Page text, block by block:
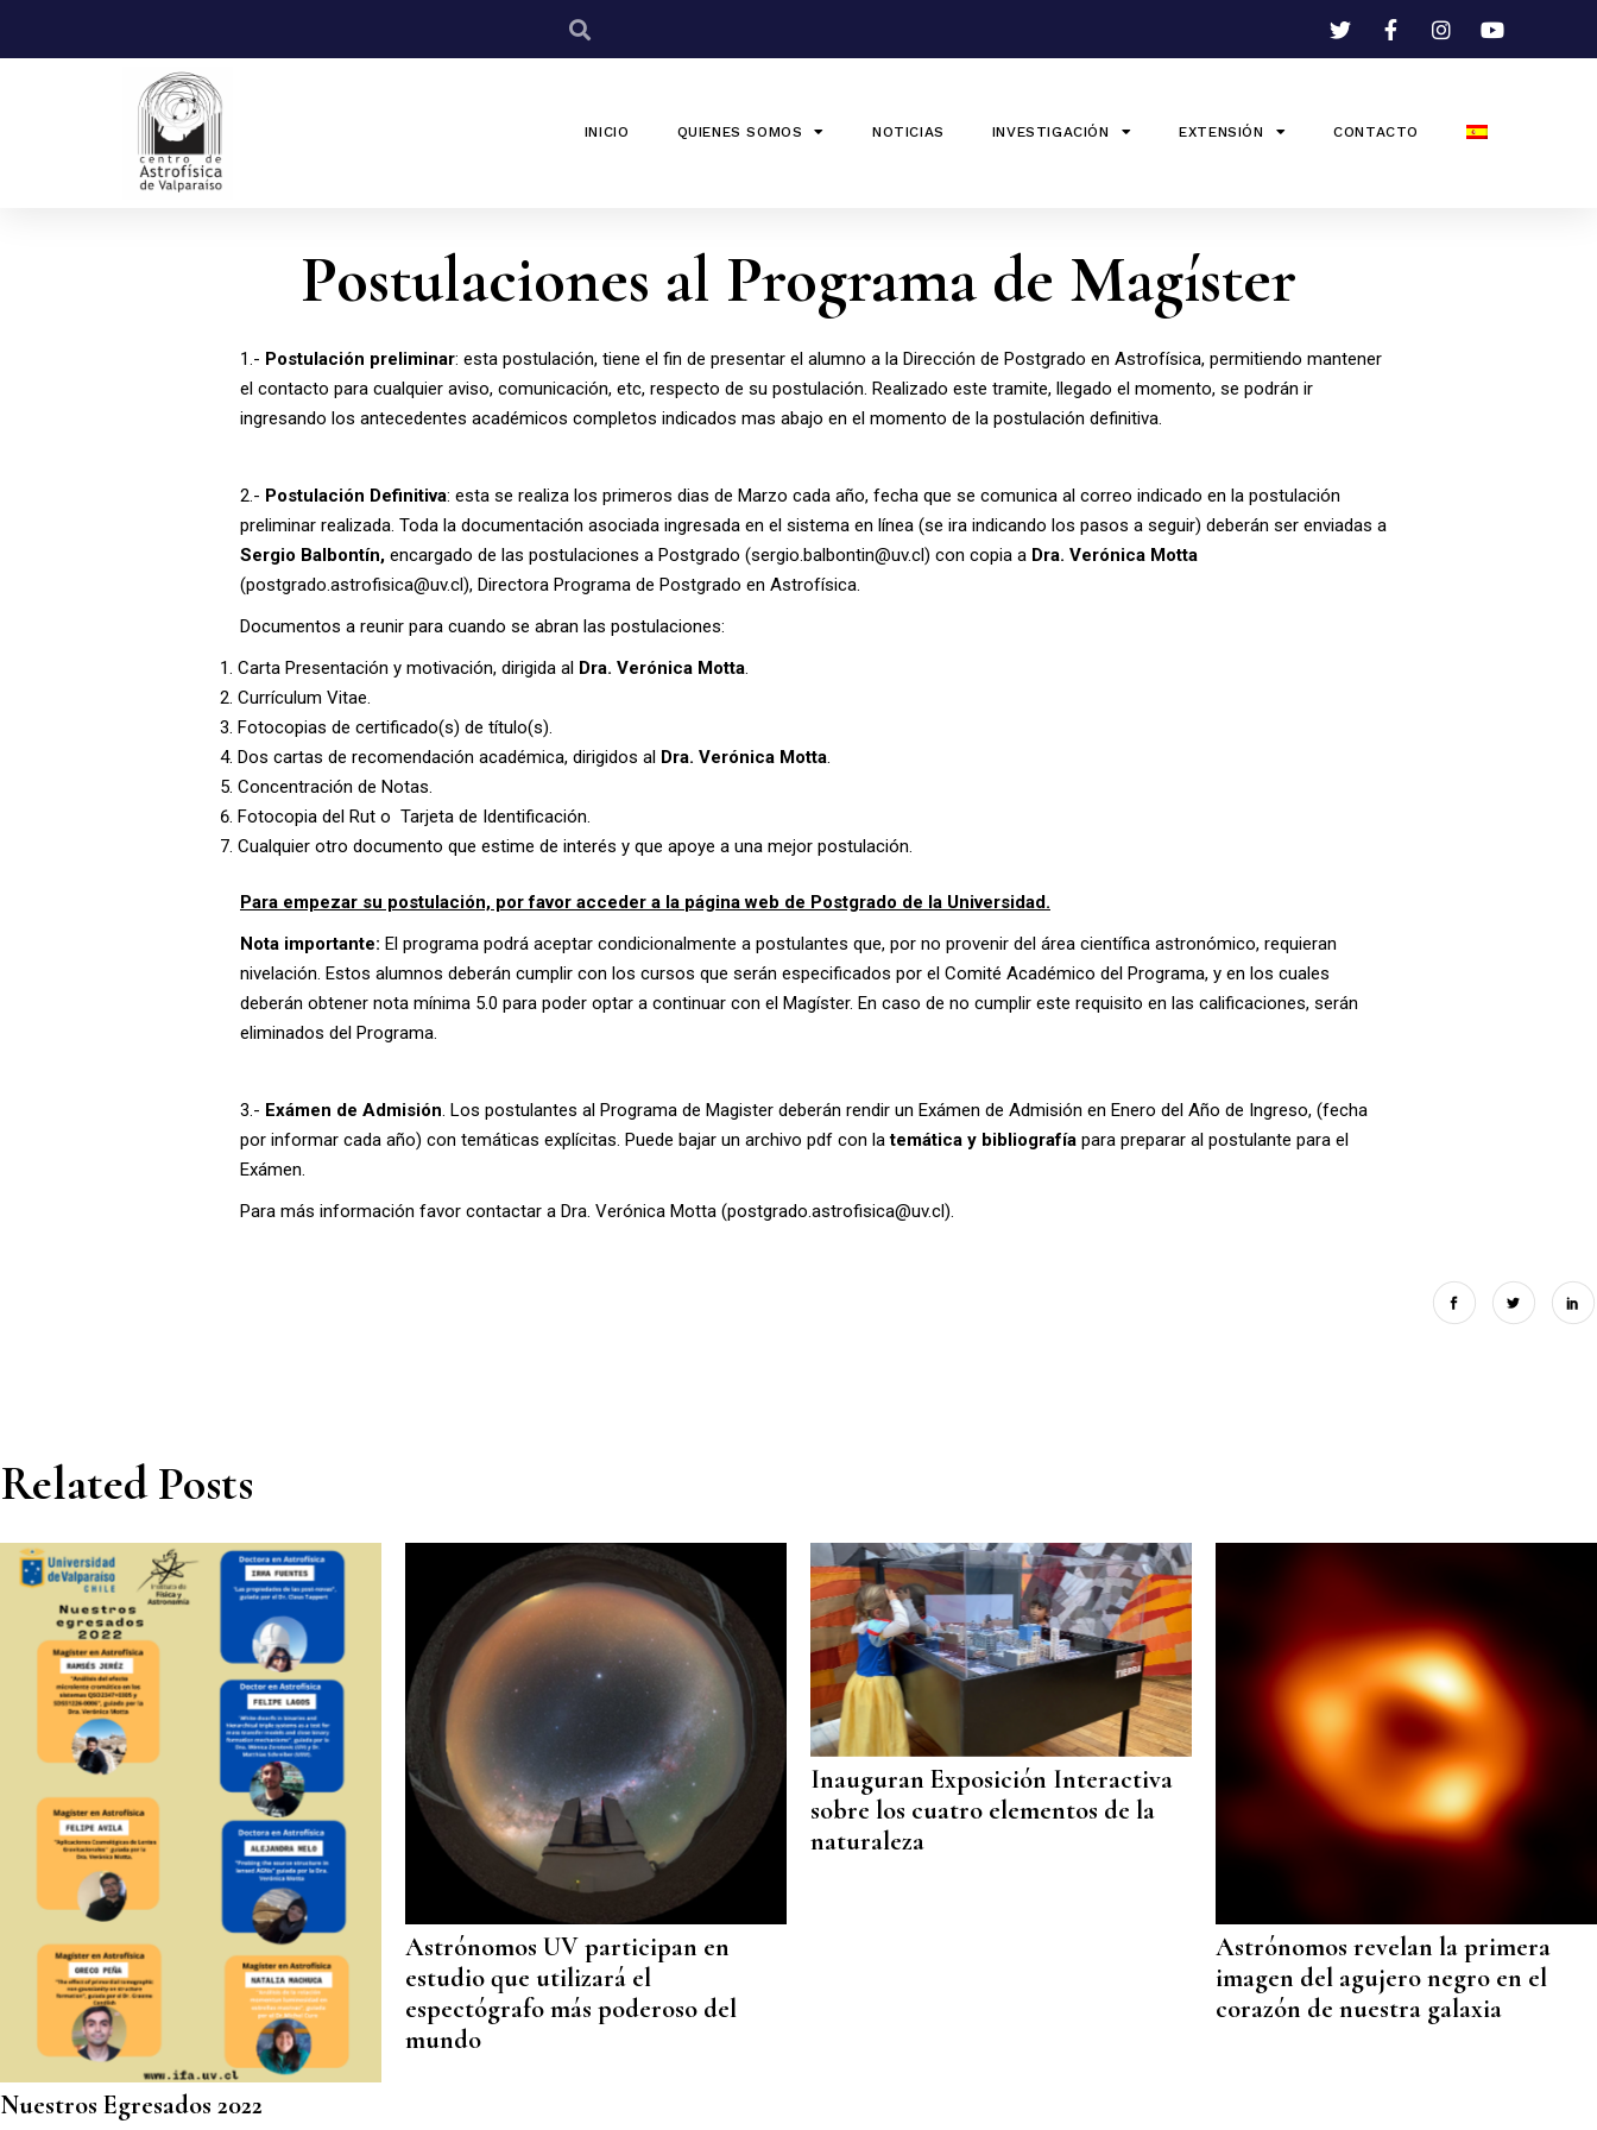
INICIO QUIENES SOMOS NOTICIAS INVESTIGACIÓN EXTENSIÓN CONTACTO
Postulaciones al Programa de Magíster
1.- Postulación preliminar: esta postulación, tiene el fin de presentar el alumno a la Dirección de Postgrado en Astrofísica, permitiendo mantener
el contacto para cualquier aviso, comunicación, etc, respecto de su postulación. Realizado este tramite, llegado el momento, se podrán ir
ingresando los antecedentes académicos completos indicados mas abajo en el momento de la postulación definitiva.
2.- Postulación Definitiva: esta se realiza los primeros dias de Marzo cada año, fecha que se comunica al correo indicado en la postulación
preliminar realizada. Toda la documentación asociada ingresada en el sistema en línea (se ira indicando los pasos a seguir) deberán ser enviadas a
Sergio Balbontín, encargado de las postulaciones a Postgrado (sergio.balbontin@uv.cl) con copia a Dra. Verónica Motta
(postgrado.astrofisica@uv.cl), Directora Programa de Postgrado en Astrofísica.
Documentos a reunir para cuando se abran las postulaciones:
Carta Presentación y motivación, dirigida al Dra. Verónica Motta.
Currículum Vitae.
Fotocopias de certificado(s) de título(s).
Dos cartas de recomendación académica, dirigidos alDra. Verónica Motta.
Concentración de Notas.
Fotocopia del Rut o Tarjeta de Identificación.
Cualquier otro documento que estime de interés y que apoye a una mejor postulación.
Para empezar su postulación, por favor acceder a la página web de Postgrado de la Universidad.
Nota importante: El programa podrá aceptar condicionalmente a postulantes que, por no provenir del área científica astronómico, requieran
nivelación. Estos alumnos deberán cumplir con los cursos que serán especificados por el Comité Académico del Programa, y en los cuales
deberán obtener nota mínima 5.0 para poder optar a continuar con el Magíster. En caso de no cumplir este requisito en las calificaciones, serán
eliminados del Programa.
3.- Exámen de Admisión. Los postulantes al Programa de Magister deberán rendir un Exámen de Admisión en Enero del Año de Ingreso, (fecha
por informar cada año) con temáticas explícitas. Puede bajar un archivo pdf con latemática y bibliografía para preparar al postulante para el
Exámen.
Para más información favor contactar a Dra. Verónica Motta (postgrado.astrofisica@uv.cl).
Related Posts
Nuestros Egresados 2022
Astrónomos UV participan en
estudio que utilizará el
espectógrafo más poderoso del
mundo
Inauguran Exposición Interactiva
sobre los cuatro elementos de la
naturaleza
Astrónomos revelan la primera
imagen del agujero negro en el
corazón de nuestra galaxia